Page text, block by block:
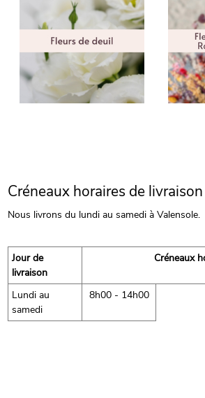
Créneaux horaires de
Nous livrons du lundi au samedi à Valensole.
Jour de
livraison
Créneaux
Lundi au
samedi
8h00 - 14h00